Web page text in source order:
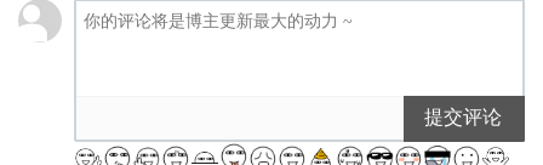
提交评论